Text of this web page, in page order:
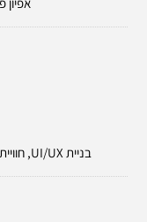
בניית UI/UX, חוויית המשתמש, ועיצוב כל מסכי האפליקציה +